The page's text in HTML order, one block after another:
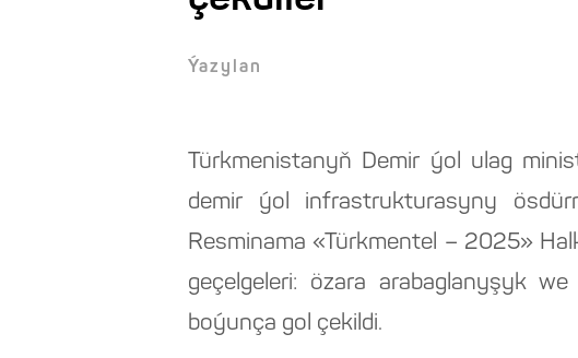
Ýazylan
Türkmenistanyň Demir ýol ulag
demir ýol infrastrukturasyny
Resminama «Türkmentel – 2025»
geçelgeleri: özara arabaglanyşyk
boýunça gol çekildi.